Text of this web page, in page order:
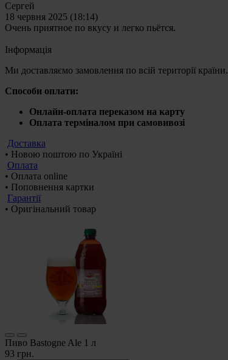
Сергей
18 червня 2025 (18:14)
Очень приятное по вкусу и легко пьётся.
Iнформація
Ми доставляємо замовлення по всій території країни.
Способи оплати:
Онлайн-оплата переказом на карту
Оплата терміналом при самовивозі
Доставка
• Новою поштою по Україні
Оплата
• Оплата online
• Поповнення картки
Гарантії
• Оригінальний товар
Пиво Bastogne Ale 1 л
93 грн.